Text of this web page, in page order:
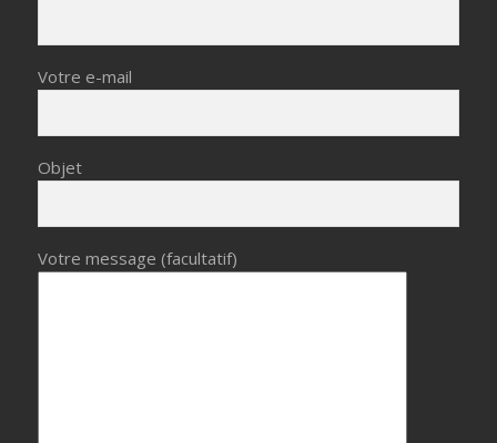
Votre e-mail
Objet
Votre message (facultatif)